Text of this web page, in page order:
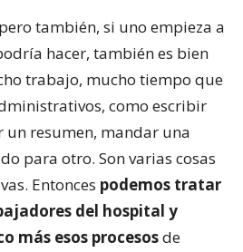
también, si uno empieza a
hacer, también es bien
trabajo, mucho tiempo que
como escribir
un resumen, mandar una
para otro. Son varias cosas
Entonces podemos tratar
del hospital y
más esos procesosde